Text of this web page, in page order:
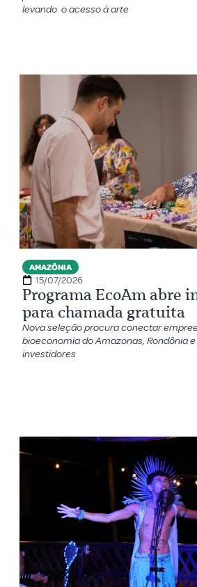
levando o acesso à arte
AMAZÔNIA
15/07/2026
Programa EcoAm abre
para chamada gratuita
Nova seleção procura conectar
bioeconomia do Amazonas, Rondônia
investidores